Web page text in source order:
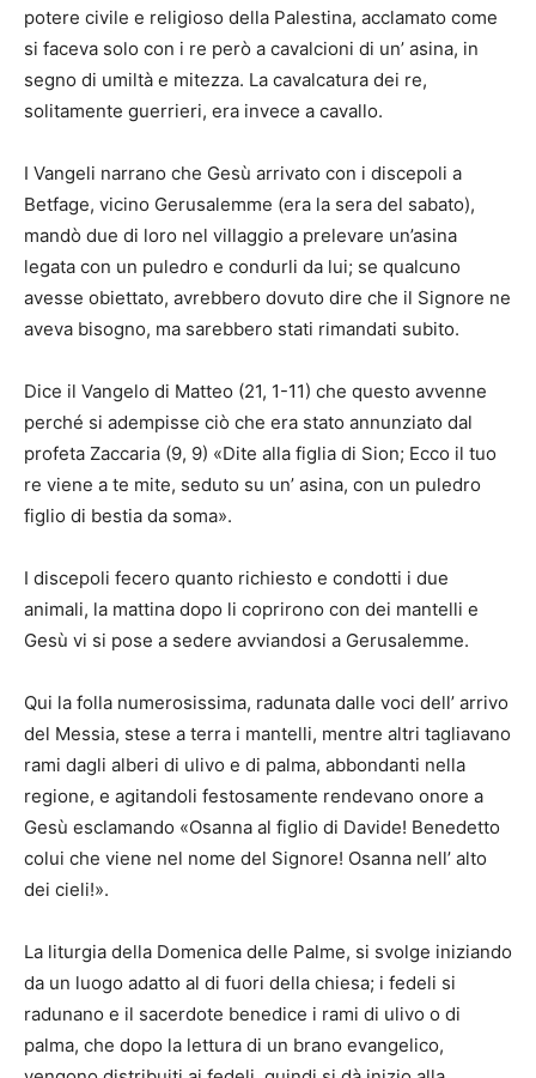
potere civile e religioso della Palestina, acclamato come
si faceva solo con i re però a cavalcioni di un’ asina, in
segno di umiltà e mitezza. La cavalcatura dei re,
solitamente guerrieri, era invece a cavallo.
I Vangeli narrano che Gesù arrivato con i discepoli a
Betfage, vicino Gerusalemme (era la sera del sabato),
mandò due di loro nel villaggio a prelevare un’asina
legata con un puledro e condurli da lui; se qualcuno
avesse obiettato, avrebbero dovuto dire che il Signore ne
aveva bisogno, ma sarebbero stati rimandati subito.
Dice il Vangelo di Matteo (21, 1-11) che questo avvenne
perché si adempisse ciò che era stato annunziato dal
profeta Zaccaria (9, 9) «Dite alla figlia di Sion; Ecco il tuo
re viene a te mite, seduto su un’ asina, con un puledro
figlio di bestia da soma».
I discepoli fecero quanto richiesto e condotti i due
animali, la mattina dopo li coprirono con dei mantelli e
Gesù vi si pose a sedere avviandosi a Gerusalemme.
Qui la folla numerosissima, radunata dalle voci dell’ arrivo
del Messia, stese a terra i mantelli, mentre altri tagliavano
rami dagli alberi di ulivo e di palma, abbondanti nella
regione, e agitandoli festosamente rendevano onore a
Gesù esclamando «Osanna al figlio di Davide! Benedetto
colui che viene nel nome del Signore! Osanna nell’ alto
dei cieli!».
La liturgia della Domenica delle Palme, si svolge iniziando
da un luogo adatto al di fuori della chiesa; i fedeli si
radunano e il sacerdote benedice i rami di ulivo o di
palma, che dopo la lettura di un brano evangelico,